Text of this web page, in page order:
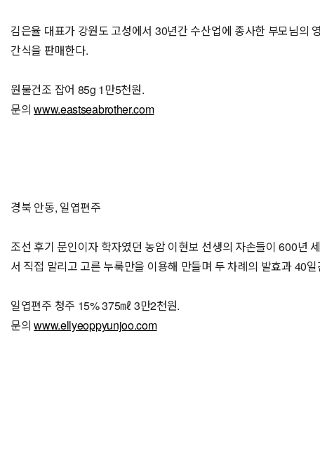
김은율 대표가 강원도 고성에서 30년간 수산업에 종사한 부모님의
간식을 판매한다.
원물건조 잡어 85g 1만5천원.
문의www.eastseabrother.com
경북 안동, 일엽편주
조선 후기 문인이자 학자였던 농암 이현보 선생의 자손들이 600년
서 직접 말리고 고른 누룩만을 이용해 만들며 두 차례의 발효과 40
일엽편주 청주 15% 375㎖ 3만2천원.
문의www.ellyeoppyunjoo.com